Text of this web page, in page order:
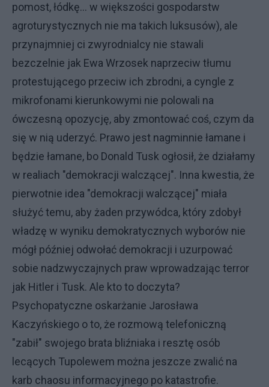
pomost, łódkę... w większości gospodarstw
agroturystycznych nie ma takich luksusów), ale
przynajmniej ci zwyrodnialcy nie stawali
bezczelnie jak Ewa Wrzosek naprzeciw tłumu
protestującego przeciw ich zbrodni, a cyngle z
mikrofonami kierunkowymi nie polowali na
ówczesną opozycję, aby zmontować coś, czym da
się w nią uderzyć. Prawo jest nagminnie łamane i
będzie łamane, bo Donald Tusk ogłosił, że działamy
w realiach "demokracji walczącej". Inna kwestia, że
pierwotnie idea "demokracji walczącej" miała
służyć temu, aby żaden przywódca, który zdobył
władzę w wyniku demokratycznych wyborów nie
mógł później odwołać demokracji i uzurpować
sobie nadzwyczajnych praw wprowadzając terror
jak Hitler i Tusk. Ale kto to doczyta?
Psychopatyczne oskarżanie Jarosława
Kaczyńskiego o to, że rozmową telefoniczną
"zabił" swojego brata bliźniaka i resztę osób
lecących Tupolewem można jeszcze zwalić na
karb chaosu informacyjnego po katastrofie.